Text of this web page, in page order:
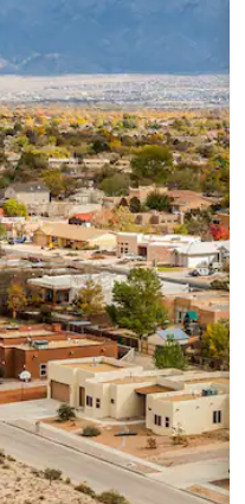
عن طريق اللمس أو السحب.